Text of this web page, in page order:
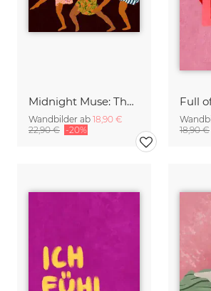
Midnight Muse: The Dance of Sisterhood
Wandbilder ab 18,90 €
22,90 € -20%
18,90 €